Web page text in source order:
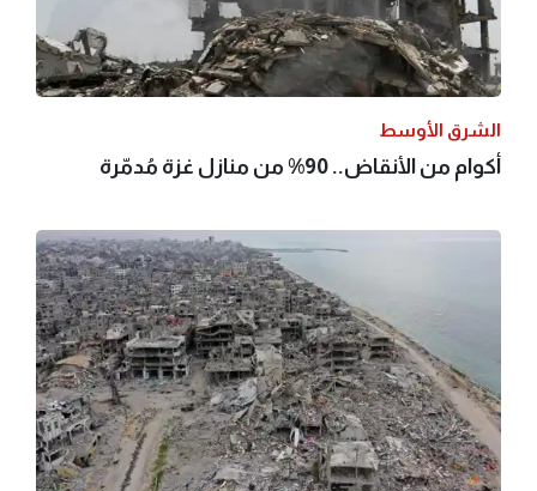
الشرق الأوسط
أكوام من الأنقاض.. 90% من منازل غزة مُدمّرة